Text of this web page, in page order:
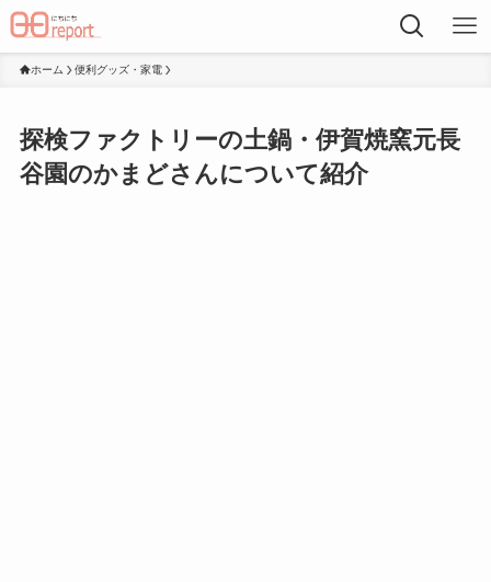
ホーム 便利グッズ・家電
探検ファクトリーの土鍋・伊賀焼窯元長
谷園のかまどさんについて紹介